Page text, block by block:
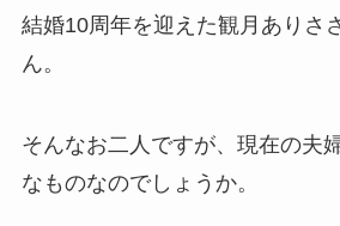
結婚10周年を迎えた観月ありさ
ん。
そんなお二人ですが、現在の夫
なものなのでしょうか。